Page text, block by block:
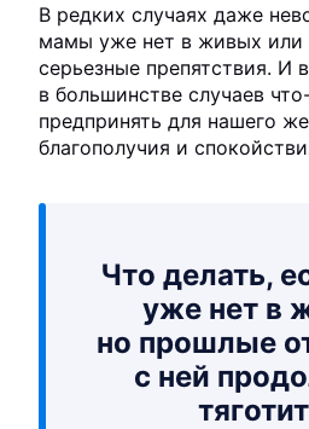
В редких случаях даже
мамы уже нет в живых или
серьезные препятствия. И
в большинстве случаев
предпринять для нашего
благополучия и
Что делать,
уже нет в
но прошлые
с ней